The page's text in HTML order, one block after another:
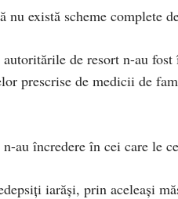
există scheme complete
de resort n-au
prescrise de medicii de
au încredere în cei care le
iarăși, prin aceleași